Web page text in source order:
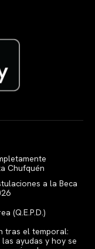
Chufquén
a la Beca
(Q.E.P.D.)
tras el temporal:
ayudas y hoy se